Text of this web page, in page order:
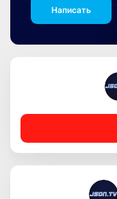
Написать